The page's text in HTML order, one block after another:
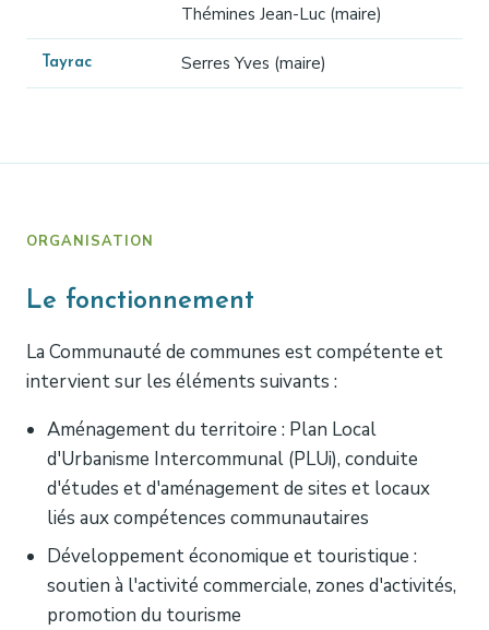
Thémines Jean-Luc (maire)
Tayrac Serres Yves (maire)
ORGANISATION
Le fonctionnement
La Communauté de communes est compétente et
intervient sur les éléments suivants :
Aménagement du territoire : Plan Local
d'Urbanisme Intercommunal (PLUi), conduite
d'études et d'aménagement de sites et locaux
liés aux compétences communautaires
Développement économique et touristique :
soutien à l'activité commerciale, zones d'activités,
promotion du tourisme